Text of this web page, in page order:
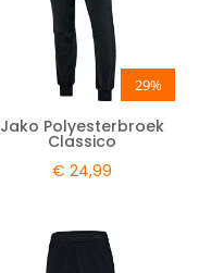
29%
Jako Polyesterbroek
Classico
€ 24,99